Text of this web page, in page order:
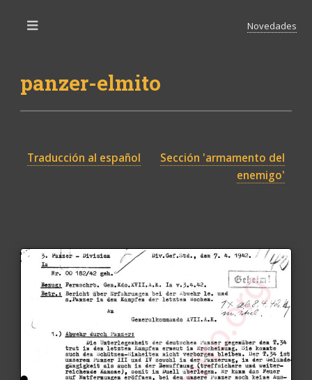
panzer-elmito
Novedades
Traducción al español
Sección 'armamento del
enemigo'